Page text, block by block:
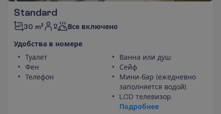
Standard
30 m² 2 Все включено
Удобства в номере
Туалет
Фен
Телефон
Ванна или душ
Сейф
Мини-бар (ежедневно
заполняется водой)
LCD телевизор
Подробнее